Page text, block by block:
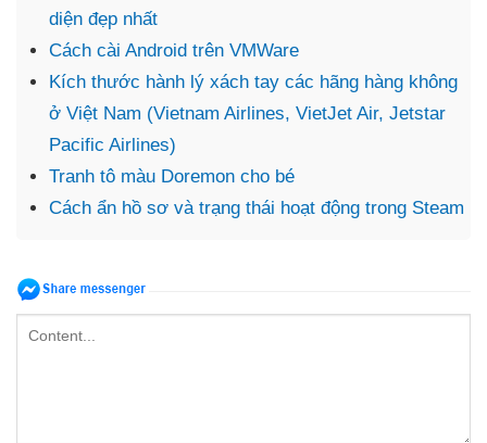
diện đẹp nhất
Cách cài Android trên VMWare
Kích thước hành lý xách tay các hãng hàng không
ở Việt Nam (Vietnam Airlines, VietJet Air, Jetstar
Pacific Airlines)
Tranh tô màu Doremon cho bé
Cách ẩn hồ sơ và trạng thái hoạt động trong Steam